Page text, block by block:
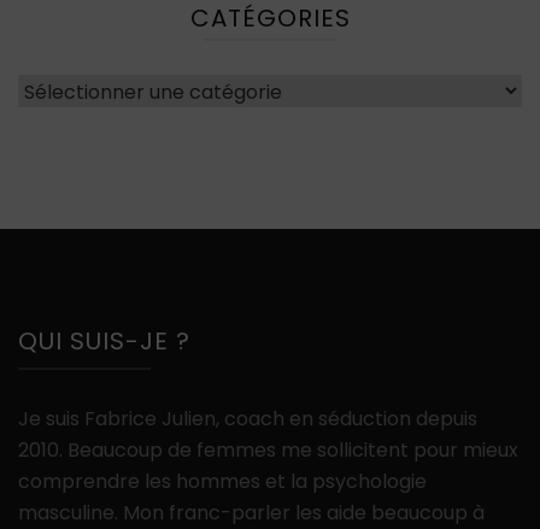
CATÉGORIES
Catégories
QUI SUIS-JE ?
Je suis Fabrice Julien, coach en séduction depuis
2010. Beaucoup de femmes me sollicitent pour mieux
comprendre les hommes et la psychologie
masculine. Mon franc-parler les aide beaucoup à